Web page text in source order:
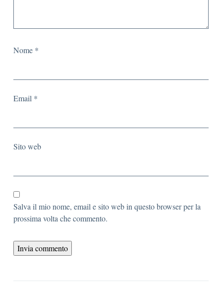
Nome *
Email *
Sito web
Salva il mio nome, email e sito web in questo browser per la
prossima volta che commento.